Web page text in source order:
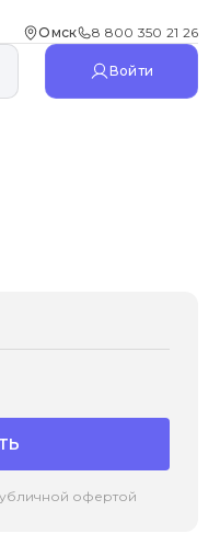
Омск 8 800 350 21 26
Войти
офертой